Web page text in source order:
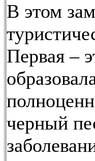
В этом
Первая –
черный